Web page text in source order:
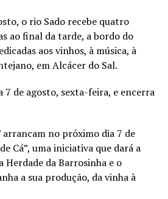
o rio Sado recebe quatro
ao final da tarde, a bordo do
aos vinhos, à música, à
em Alcácer do Sal.
7 de agosto, sexta-feira, e encerra
arrancam no próximo dia 7 de
Cá”, uma iniciativa que dará a
Herdade da Barrosinha e o
a sua produção, da vinha à